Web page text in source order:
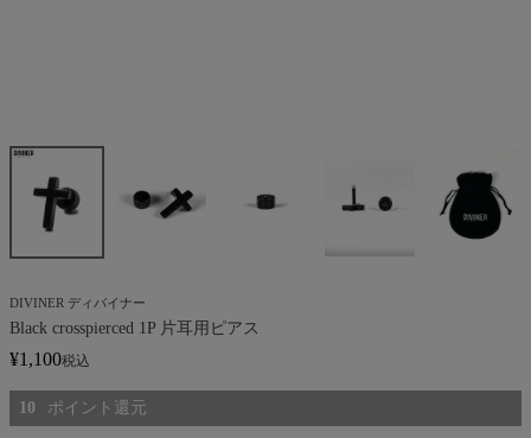
DIVINER ディバイナー
Black crosspierced 1P 片耳用ピアス
¥1,100税込
10